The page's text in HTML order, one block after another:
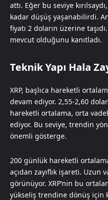
attı. Eğer bu seviye
kadar düşüş yaşanabilirdi.
fiyatı 2 doların üzerine
mevcut olduğunu kanıtladı.
Teknik Yapı Hala
XRP, başlıca hareketli
devam ediyor. 2,55-2,60
hareketli ortalama, orta
ediyor. Bu seviye, trendin
önemli gösterge.
200 günlük hareketli
açıdan zayıflık işareti. Uzun
görünüyor. XRP’nin bu
yükseliş trendine dönüş için